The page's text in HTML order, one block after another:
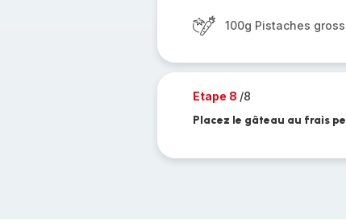
100g Pistaches
Etape 8 /8
Placez le gâteau au frais